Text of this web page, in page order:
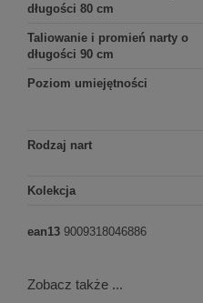
długości 80 cm
Taliowanie i promień narty o
długości 90 cm
Poziom umiejętności
Rodzaj nart
Kolekcja
ean13 9009318046886
Zobacz także ...